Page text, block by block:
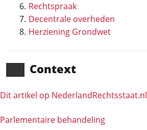
Rechtspraak
Decentrale overheden
Herziening Grondwet
Context
Dit artikel op NederlandRechts­staat.nl
Parlementaire behandeling